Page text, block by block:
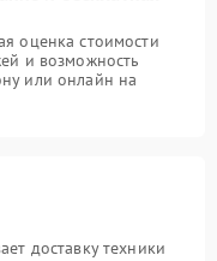
оценка стоимости
и возможность
или онлайн на
доставку техники